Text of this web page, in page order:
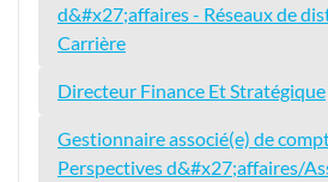
d&#x27;affaires - Réseaux de
Carrière
Directeur Finance Et Stratégique
Gestionnaire associé(e) de
Perspectives d&#x27;affaires/